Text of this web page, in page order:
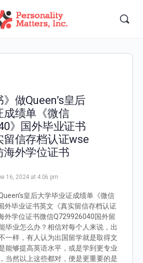
》做Queen’s皇后
成绩单《微信
》国外毕业证书
留信存档认证wse
海外学位证书
16, 2024 at 4:06 pm
皇后大学毕业证成绩单《微信
外毕业证书英文《真实留信存档认证
外学位证书微信Q729926040国外留
毕业怎么办？相信对每个人来说，出
一样，有人认为出国留学就是取得文
能够提高英语水平，或是学到更专业
当然以上这些都对，便是更重要的是